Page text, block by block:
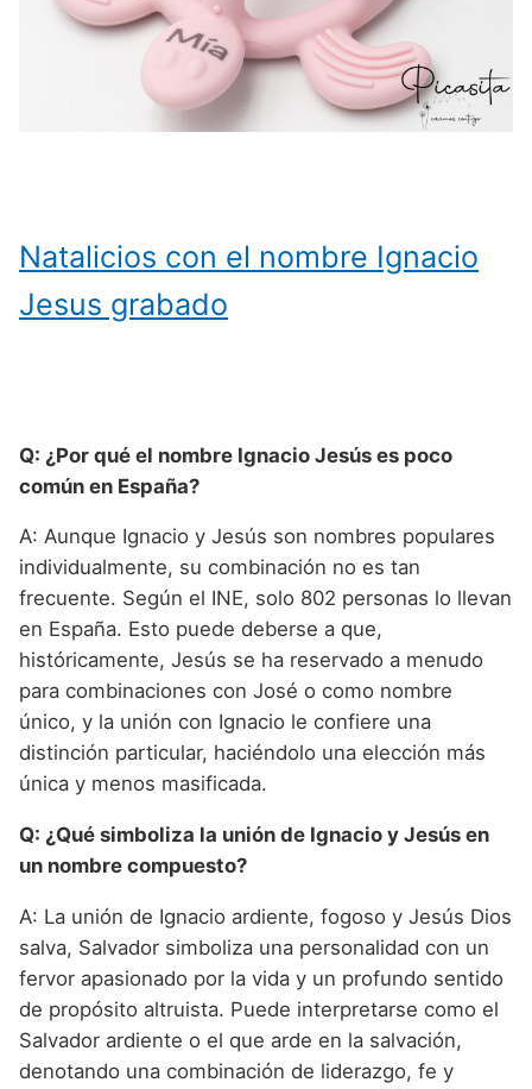
Natalicios con el nombre Ignacio
Jesus grabado
Q: ¿Por qué el nombre Ignacio Jesús es poco
común en España?
A: Aunque Ignacio y Jesús son nombres populares
individualmente, su combinación no es tan
frecuente. Según el INE, solo 802 personas lo llevan
en España. Esto puede deberse a que,
históricamente, Jesús se ha reservado a menudo
para combinaciones con José o como nombre
único, y la unión con Ignacio le confiere una
distinción particular, haciéndolo una elección más
única y menos masificada.
Q: ¿Qué simboliza la unión de Ignacio y Jesús en
un nombre compuesto?
A: La unión de Ignacio ardiente, fogoso y Jesús Dios
salva, Salvador simboliza una personalidad con un
fervor apasionado por la vida y un profundo sentido
de propósito altruista. Puede interpretarse como el
Salvador ardiente o el que arde en la salvación,
denotando una combinación de liderazgo, fe y